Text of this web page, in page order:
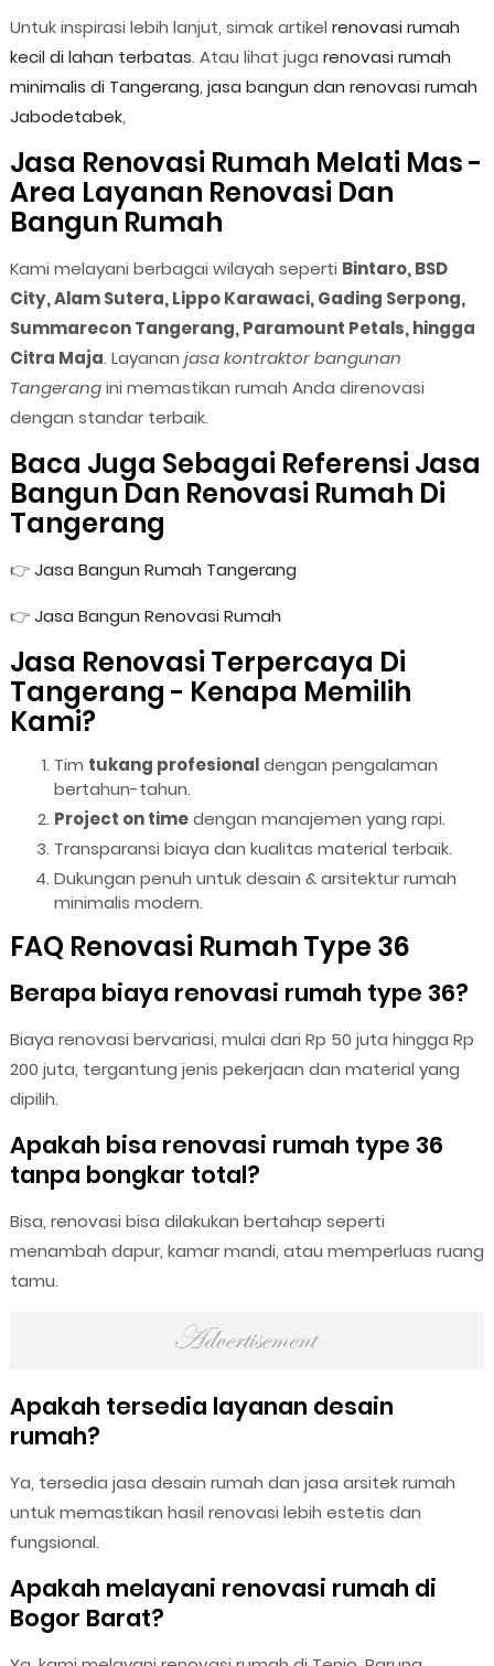
Untuk inspirasi lebih lanjut, simak artikel renovasi rumah
kecil di lahan terbatas. Atau lihat juga renovasi rumah
minimalis di Tangerang, jasa bangun dan renovasi rumah
Jabodetabek,
Jasa Renovasi Rumah Melati Mas -
Area Layanan Renovasi Dan
Bangun Rumah
Kami melayani berbagai wilayah seperti Bintaro, BSD
City, Alam Sutera, Lippo Karawaci, Gading Serpong,
Summarecon Tangerang, Paramount Petals, hingga
Citra Maja. Layanan jasa kontraktor bangunan
Tangerangini memastikan rumah Anda direnovasi
dengan standar terbaik.
Baca Juga Sebagai Referensi Jasa
Bangun Dan Renovasi Rumah Di
Tangerang
👉Jasa Bangun Rumah Tangerang
👉Jasa Bangun Renovasi Rumah
Jasa Renovasi Terpercaya Di
Tangerang - Kenapa Memilih
Kami?
Tim tukang profesionaldengan pengalaman
bertahun-tahun.
Project on timedengan manajemen yang rapi.
Transparansi biaya dan kualitas material terbaik.
Dukungan penuh untuk desain & arsitektur rumah
minimalis modern.
FAQ Renovasi Rumah Type 36
Berapa biaya renovasi rumah type 36?
Biaya renovasi bervariasi, mulai dari Rp 50 juta hingga Rp
200 juta, tergantung jenis pekerjaan dan material yang
dipilih.
Apakah bisa renovasi rumah type 36
tanpa bongkar total?
Bisa, renovasi bisa dilakukan bertahap seperti
menambah dapur, kamar mandi, atau memperluas ruang
tamu.
Apakah tersedia layanan desain
rumah?
Ya, tersedia jasa desain rumah dan jasa arsitek rumah
untuk memastikan hasil renovasi lebih estetis dan
fungsional.
Apakah melayani renovasi rumah di
Bogor Barat?